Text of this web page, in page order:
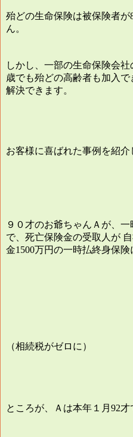
殆どの生命保険は被保険者が
ん。
しかし、一部の生命保険会
歳でも殆どの高齢者も加入
解決できます。
お客様に喜ばれた事例を紹介
９０才のお爺ちゃんＡが、
で、死亡保険金の受取人が
金1500万円の一時払終身保険
（相続税がゼロに）
ところが、Ａは本年１月92才